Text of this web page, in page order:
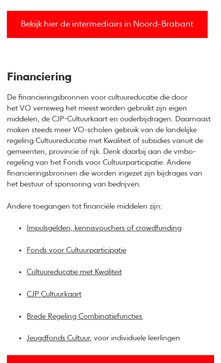
Bekijk hier de intermediairs in Noord-Brabant
Financiering
De financieringsbronnen voor cultuureducatie die door
het VO verreweg het meest worden gebruikt zijn eigen
middelen, de CJP-Cultuurkaart en ouderbijdragen. Daarnaast
maken steeds meer VO-scholen gebruik van de landelijke
regeling Cultuureducatie met Kwaliteit of subsidies vanuit de
gemeenten, provincie of rijk. Denk daarbij aan de vmbo-
regeling van het Fonds voor Cultuurparticipatie. Andere
financieringsbronnen die worden ingezet zijn bijdrages van
het bestuur of sponsoring van bedrijven.
Andere toegangen tot financiële middelen zijn:
Impulsgelden, kennisvouchers of crowdfunding
Fonds voor Cultuurparticipatie
Cultuureducatie met Kwaliteit
CJP Cultuurkaart
Brede Regeling Combinatiefuncties
Jeugdfonds Cultuur, voor individuele leerlingen